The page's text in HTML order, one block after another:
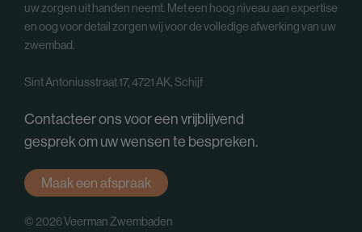
uw zorgen uit handen neemt. Met een hoog niveau aan expertise
en oog voor detail zorgen wij voor de volledige afwerking van uw
zwembad.
Sint Antoniusstraat 17, 4721 AK, Schijf
Contacteer ons voor een vrijblijvend
gesprek om uw wensen te bespreken.
Maak een afspraak
© 2026 Veerman Zwembaden